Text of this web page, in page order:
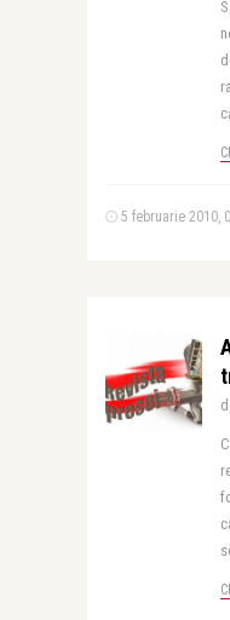
5 februarie 2010,